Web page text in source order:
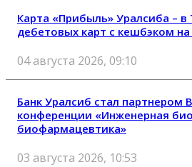
Карта «Прибыль» Уралсиба –
дебетовых карт с кешбэком на
04 августа 2026, 09:10
Банк Уралсиб стал партнером
конференции «Инженерная
биофармацевтика»
03 августа 2026, 10:53